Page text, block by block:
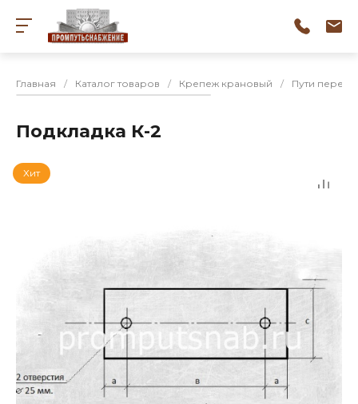
Главная / Каталог товаров / Крепеж крановый / Пути
Подкладка К-2
Хит